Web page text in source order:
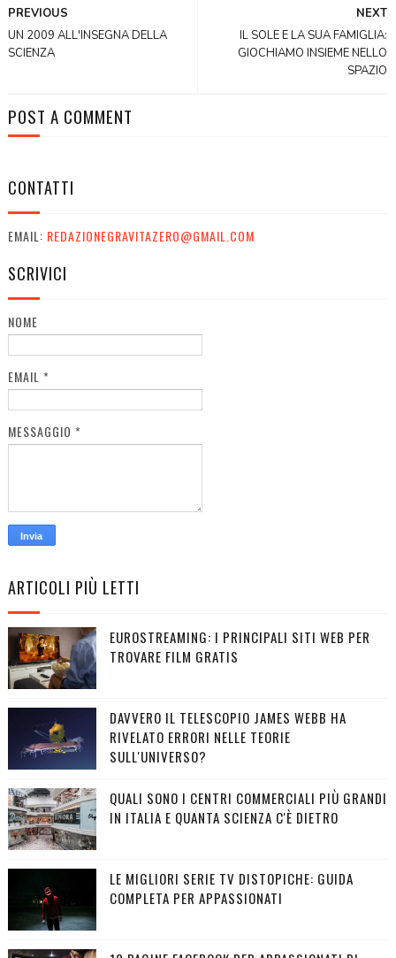
NEXT
IL SOLE E LA SUA FAMIGLIA:
GIOCHIAMO INSIEME NELLO
SPAZIO
PREVIOUS
UN 2009 ALL'INSEGNA DELLA
SCIENZA
POST A COMMENT
CONTATTI
EMAIL: REDAZIONEGRAVITAZERO@GMAIL.COM
SCRIVICI
NOME
EMAIL *
MESSAGGIO *
ARTICOLI PIÙ LETTI
EUROSTREAMING: I PRINCIPALI SITI WEB PER
TROVARE FILM GRATIS
DAVVERO IL TELESCOPIO JAMES WEBB HA
RIVELATO ERRORI NELLE TEORIE
SULL'UNIVERSO?
QUALI SONO I CENTRI COMMERCIALI PIÙ GRANDI
IN ITALIA E QUANTA SCIENZA C'È DIETRO
LE MIGLIORI SERIE TV DISTOPICHE: GUIDA
COMPLETA PER APPASSIONATI